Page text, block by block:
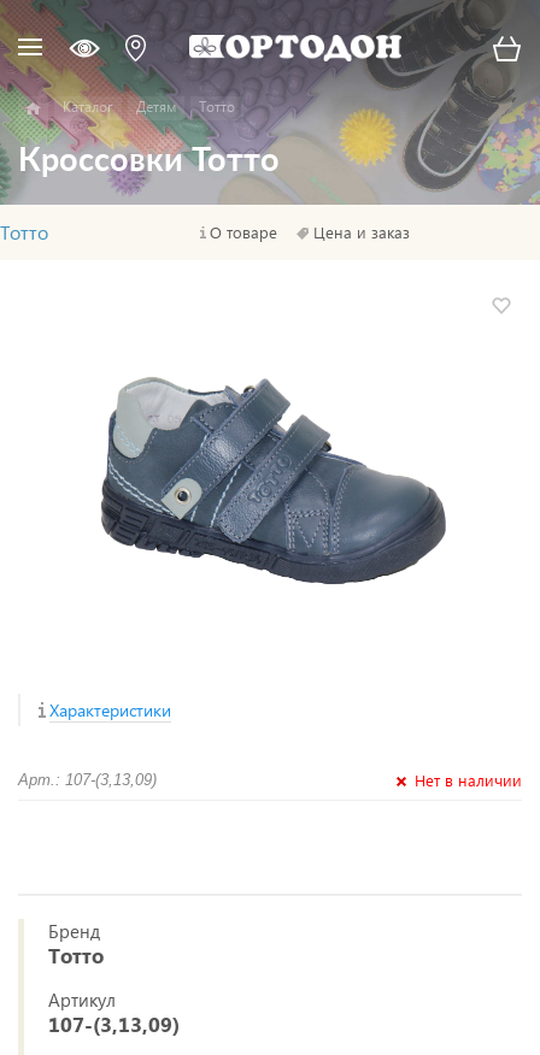
Каталог Детям Тотто
Кроссовки Тотто
Тотто О товаре Цена и заказ
Характеристики
Арт.: 107-(3,13,09) Нет в наличии
Бренд
Тотто
Артикул
107-(3,13,09)